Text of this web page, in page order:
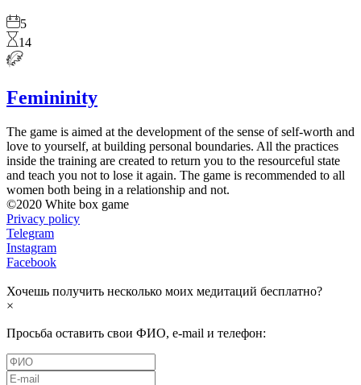
5
14
Femininity
The game is aimed at the development of the sense of self-worth and
love to yourself, at building personal boundaries. All the practices
inside the training are created to return you to the resourceful state
and teach you not to lose it again. The game is recommended to all
women both being in a relationship and not.
©2020 White box game
Privacy policy
Telegram
Instagram
Facebook
Хочешь получить несколько моих медитаций бесплатно?
×
Просьба оставить свои ФИО, e-mail и телефон: